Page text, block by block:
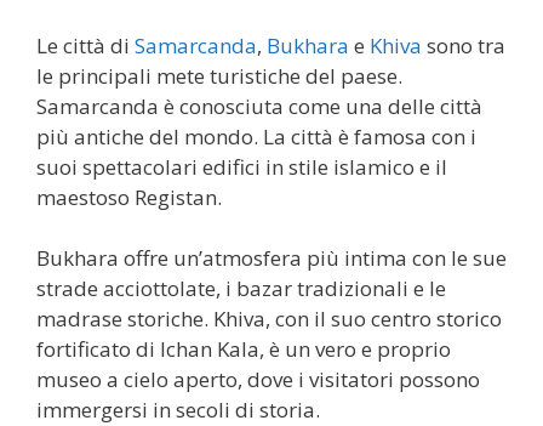
Le città di Samarcanda, Bukhara e Khiva sono tra
le principali mete turistiche del paese.
Samarcanda è conosciuta come una delle città
più antiche del mondo. La città è famosa con i
suoi spettacolari edifici in stile islamico e il
maestoso Registan.
Bukhara offre un’atmosfera più intima con le sue
strade acciottolate, i bazar tradizionali e le
madrase storiche. Khiva, con il suo centro storico
fortificato di Ichan Kala, è un vero e proprio
museo a cielo aperto, dove i visitatori possono
immergersi in secoli di storia.